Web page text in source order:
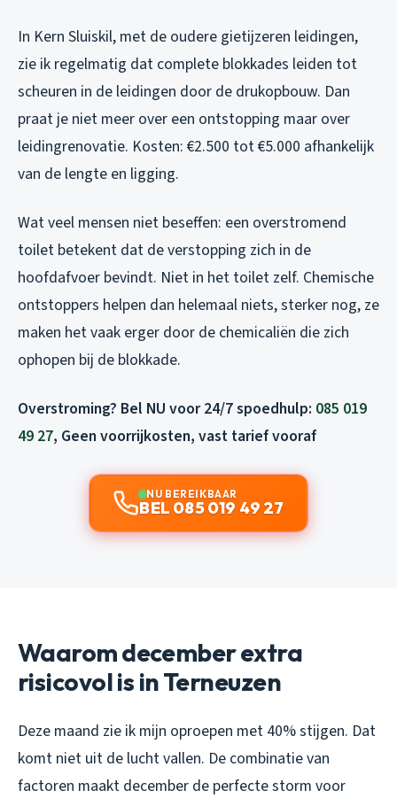
In Kern Sluiskil, met de oudere gietijzeren leidingen,
zie ik regelmatig dat complete blokkades leiden tot
scheuren in de leidingen door de drukopbouw. Dan
praat je niet meer over een ontstopping maar over
leidingrenovatie. Kosten: €2.500 tot €5.000 afhankelijk
van de lengte en ligging.
Wat veel mensen niet beseffen: een overstromend
toilet betekent dat de verstopping zich in de
hoofdafvoer bevindt. Niet in het toilet zelf. Chemische
ontstoppers helpen dan helemaal niets, sterker nog, ze
maken het vaak erger door de chemicaliën die zich
ophopen bij de blokkade.
Overstroming? Bel NU voor 24/7 spoedhulp: 085 019
49 27, Geen voorrijkosten, vast tarief vooraf
NU BEREIKBAAR
BEL 085 019 49 27
Waarom december extra
risicovol is in Terneuzen
Deze maand zie ik mijn oproepen met 40% stijgen. Dat
komt niet uit de lucht vallen. De combinatie van
factoren maakt december de perfecte storm voor